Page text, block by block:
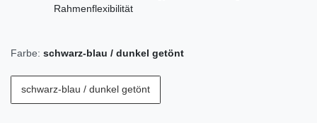
Rahmenflexibilität
Farbe: schwarz-blau / dunkel getönt
schwarz-blau / dunkel getönt